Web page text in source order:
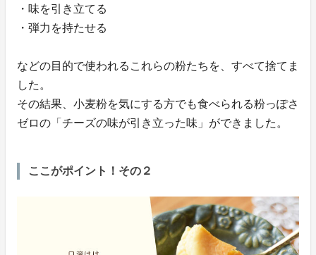
・味を引き立てる
・弾力を持たせる
などの目的で使われるこれらの粉たちを、すべて捨てま
した。
その結果、小麦粉を気にする方でも食べられる粉っぽさ
ゼロの「チーズの味が引き立った味」ができました。
ここがポイント！その２